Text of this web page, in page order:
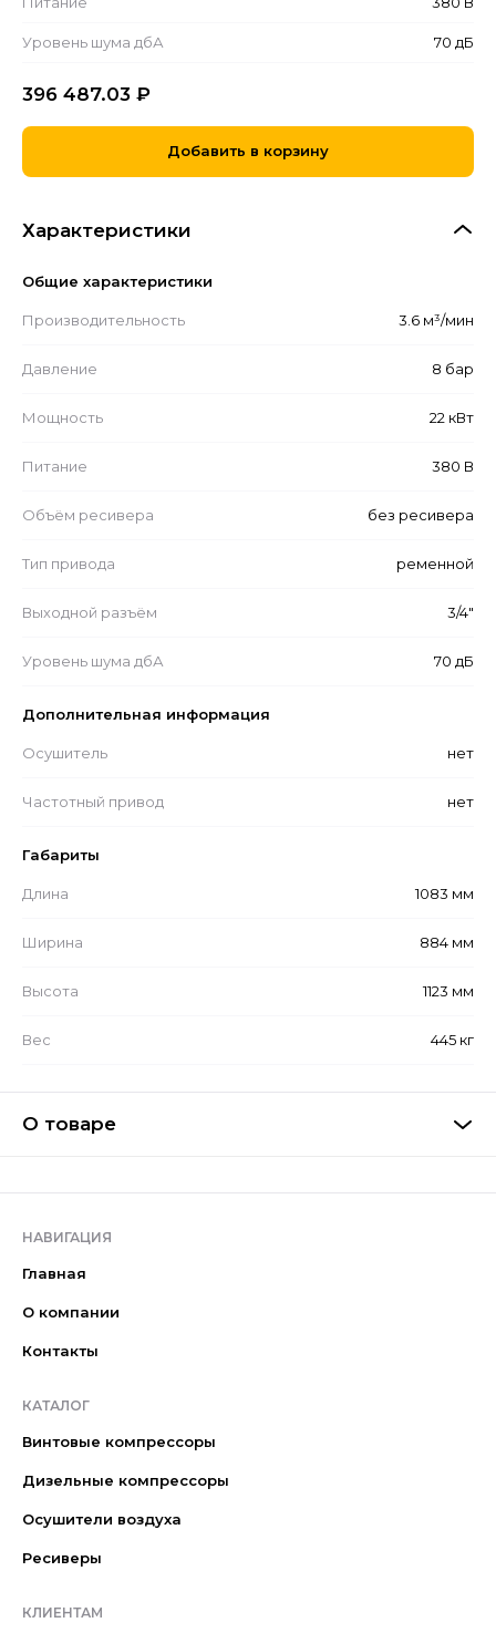
Уровень шума дбА 70 дБ
396 487.03 ₽
Добавить в корзину
Характеристики
Общие характеристики
Производительность 3.6 м³/мин
Давление 8 бар
Мощность 22 кВт
Питание 380 В
Объём ресивера без ресивера
Тип привода ременной
Выходной разъём 3/4"
Уровень шума дбА 70 дБ
Дополнительная информация
Осушитель нет
Частотный привод нет
Габариты
Длина 1083 мм
Ширина 884 мм
Высота 1123 мм
Вес 445 кг
О товаре
НАВИГАЦИЯ
Главная
О компании
Контакты
КАТАЛОГ
Винтовые компрессоры
Дизельные компрессоры
Осушители воздуха
Ресиверы
КЛИЕНТАМ